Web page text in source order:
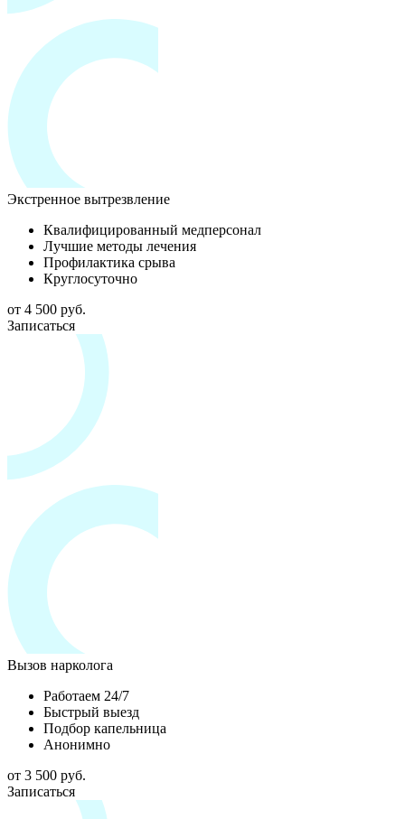
Экстренное вытрезвление
Квалифицированный медперсонал
Лучшие методы лечения
Профилактика срыва
Круглосуточно
от 4 500 руб.
Записаться
Вызов нарколога
Работаем 24/7
Быстрый выезд
Подбор капельница
Анонимно
от 3 500 руб.
Записаться